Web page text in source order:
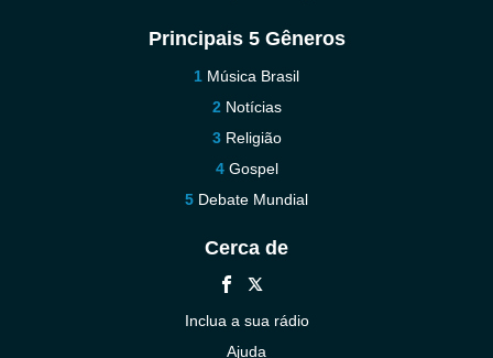
Principais 5 Gêneros
Música Brasil
Notícias
Religião
Gospel
Debate Mundial
Cerca de
Inclua a sua rádio
Ajuda